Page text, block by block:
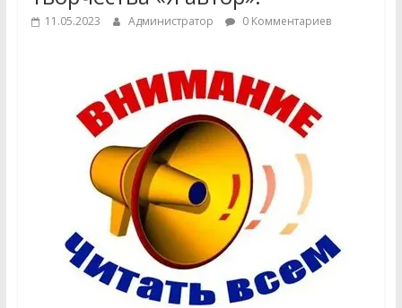
11.05.2023 Администратор 0 Комментариев